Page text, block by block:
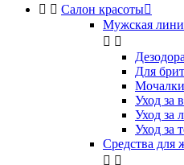
  Салон красоты
Мужская
 
Для
Мочалки
Уход за
Уход за
Уход за
Средства для
 